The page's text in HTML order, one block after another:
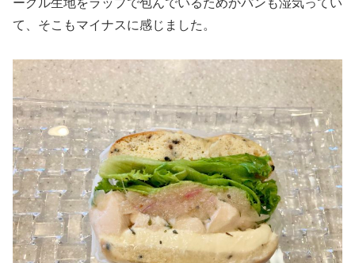
て、そこもマイナスに感じました。